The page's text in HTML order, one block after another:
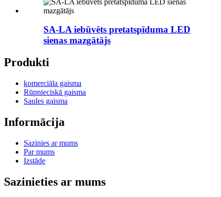
SA-LA iebūvēts pretatspīduma LED
sienas mazgātājs
Produkti
komerciāla gaisma
Rūpnieciskā gaisma
Saules gaisma
Informācija
Sazinies ar mums
Par mums
Izstāde
Sazinieties ar mums